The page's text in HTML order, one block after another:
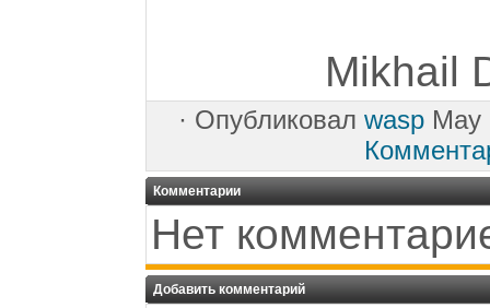
Mikhail
· Опубликовал waspMay
Комментарии
Нет
Добавить комментарий